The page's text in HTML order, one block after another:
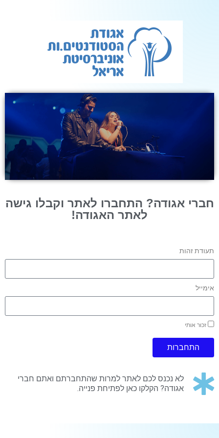
חברי אגודה? התחברו לאתר וקבלו גישה
לאתר האגודה!
תעודת זהות
אימייל
זכור אותי
התחברות
לא נכנס לכם לאתר למרות שהתחברתם ואתם חברי
אגודה? הקלקו כאן לפתיחת פנייה.